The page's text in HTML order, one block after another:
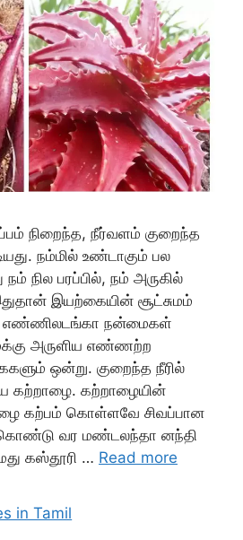
நிறைந்த, நீர்வளம் குறைந்த
நம்மில் உண்டாகும் பல
நில பரப்பில், நம் அருகில்
இயற்கையின் சூட்சுமம்
எண்ணிலடங்கா நன்மைகள்
அருளிய எண்ணற்ற
ஒன்று. குறைந்த நீரில்
கற்றாழை. கற்றாழையின்
கற்பம் கொள்ளவே சிவப்பான
வர மண்டலந்தா னந்தி
கஸ்தூரி … Read more
in Tamil